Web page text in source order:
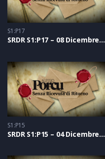
S1:P17
SRDR S1:P17 – 08 Dicembre 2020
S1:P15
SRDR S1:P15 – 04 Dicembre 2020